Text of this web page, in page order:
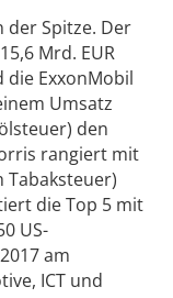
Spitze. Der
Mrd. EUR
die ExxonMobil
Umsatz
den
rangiert mit
Tabaksteuer)
die Top 5 mit
US-
am
ICT und